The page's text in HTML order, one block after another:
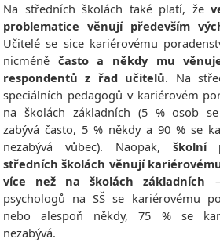
Na středních školách také platí, že
problematice věnují především
Učitelé se sice kariérovému
nicméně často a někdy mu
respondentů z řad učitelů. Na
speciálních pedagogů v kariérovém
na školách základních (5 % osob
zabývá často, 5 % někdy a 90 % se
nezabývá vůbec). Naopak, školní
středních školách věnují
více než na školách základních
psychologů na SŠ se kariérovému
nebo alespoň někdy, 75 % se
nezabývá.